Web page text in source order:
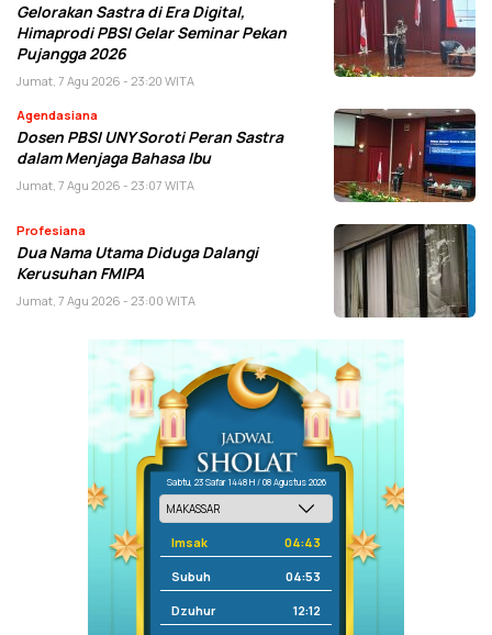
Gelorakan Sastra di Era Digital,
Himaprodi PBSI Gelar Seminar Pekan
Pujangga 2026
Jumat, 7 Agu 2026 - 23:20 WITA
Agendasiana
Dosen PBSI UNY Soroti Peran Sastra
dalam Menjaga Bahasa Ibu
Jumat, 7 Agu 2026 - 23:07 WITA
Profesiana
Dua Nama Utama Diduga Dalangi
Kerusuhan FMIPA
Jumat, 7 Agu 2026 - 23:00 WITA
Sabtu, 23 Safar 1448 H / 08 Agustus 2026
Imsak 04:43
Subuh 04:53
Dzuhur 12:12